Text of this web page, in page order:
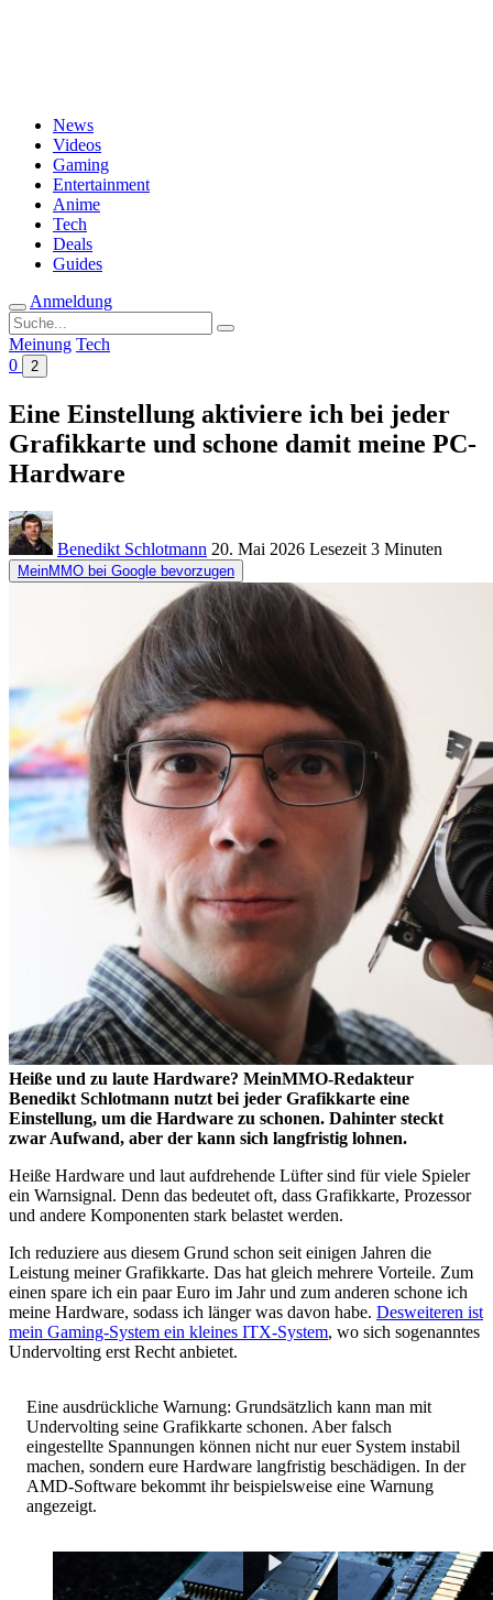
News
Videos
Gaming
Entertainment
Anime
Tech
Deals
Guides
Anmeldung
Suche
nach:
Meinung Tech
0
2
Eine Einstellung aktiviere ich bei jeder
Grafikkarte und schone damit meine PC-
Hardware
Benedikt Schlotmann 20. Mai 2026 Lesezeit 3 Minuten
MeinMMO bei Google bevorzugen
Heiße und zu laute Hardware? MeinMMO-Redakteur
Benedikt Schlotmann nutzt bei jeder Grafikkarte eine
Einstellung, um die Hardware zu schonen. Dahinter steckt
zwar Aufwand, aber der kann sich langfristig lohnen.
Heiße Hardware und laut aufdrehende Lüfter sind für viele Spieler
ein Warnsignal. Denn das bedeutet oft, dass Grafikkarte, Prozessor
und andere Komponenten stark belastet werden.
Ich reduziere aus diesem Grund schon seit einigen Jahren die
Leistung meiner Grafikkarte. Das hat gleich mehrere Vorteile. Zum
einen spare ich ein paar Euro im Jahr und zum anderen schone ich
meine Hardware, sodass ich länger was davon habe. Desweiteren ist
mein Gaming-System ein kleines ITX-System, wo sich sogenanntes
Undervolting erst Recht anbietet.
Eine ausdrückliche Warnung: Grundsätzlich kann man mit
Undervolting seine Grafikkarte schonen. Aber falsch
eingestellte Spannungen können nicht nur euer System instabil
machen, sondern eure Hardware langfristig beschädigen. In der
AMD-Software bekommt ihr beispielsweise eine Warnung
angezeigt.